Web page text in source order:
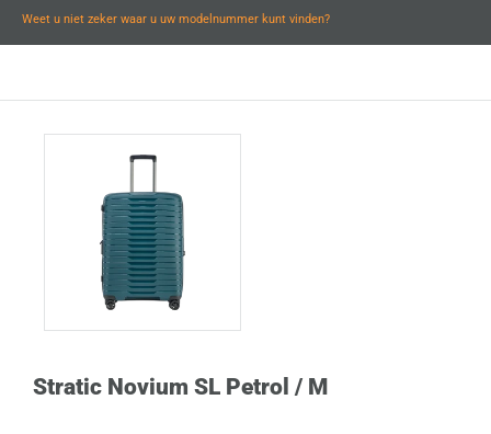
Weet u niet zeker waar u uw modelnummer kunt vinden?
Stratic Novium SL Petrol / M